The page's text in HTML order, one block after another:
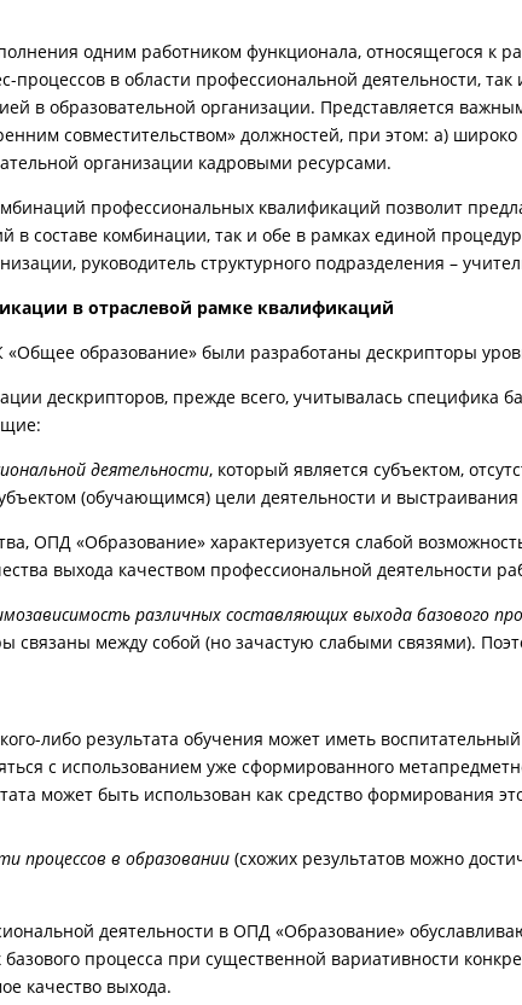
одним работником функционала, относящегося к
процессов в области профессиональной деятельности,
в образовательной организации. Представляется
совместительством» должностей, при этом: а)
организации кадровыми ресурсами.
профессиональных квалификаций позволит
в составе комбинации, так и обе в рамках единой
руководитель структурного подразделения –
в отраслевой рамке квалификаций
«Общее образование» были разработаны дескрипторы
дескрипторов, прежде всего, учитывалась специфика
деятельности, который является субъектом,
(обучающимся) цели деятельности и
ОПД «Образование» характеризуется слабой
выхода качеством профессиональной деятельности
различных составляющих выхода базового
связаны между собой (но зачастую слабыми связями).
либо результата обучения может иметь
с использованием уже сформированного
может быть использован как средство формирования
процессов в образовании(схожих результатов можно
деятельности в ОПД «Образование»
процесса при существенной вариативности
качество выхода.